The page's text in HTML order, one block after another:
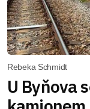
Rebeka Schmidt
U Byňova